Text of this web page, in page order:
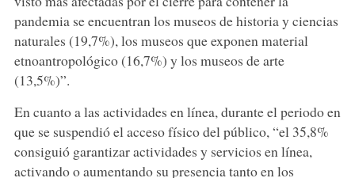
pandemia se encuentran los museos de historia y ciencias
naturales (19,7%), los museos que exponen material
etnoantropológico (16,7%) y los museos de arte
(13,5%)”.
En cuanto a las actividades en línea, durante el periodo en
que se suspendió el acceso físico del público, “el 35,8%
consiguió garantizar actividades y servicios en línea,
activando o aumentando su presencia tanto en los